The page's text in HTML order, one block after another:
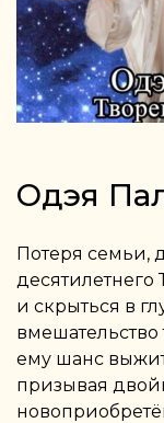
Одэя
Потеря семьи,
десятилетнего
и скрыться в
вмешательство
ему шанс
призывая